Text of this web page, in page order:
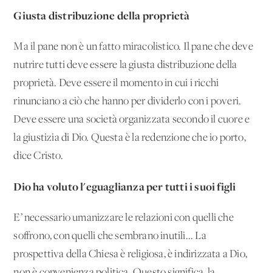
Giusta distribuzione della proprietà
Ma il pane non è un fatto miracolistico. Il pane che deve
nutrire tutti deve essere la giusta distribuzione della
proprietà. Deve essere il momento in cui i ricchi
rinunciano a ciò che hanno per dividerlo con i poveri.
Deve essere una società organizzata secondo il cuore e
la giustizia di Dio. Questa è la redenzione che io porto,
dice Cristo.
Dio ha voluto l'eguaglianza per tutti i suoi figli
E’ necessario umanizzare le relazioni con quelli che
soffrono, con quelli che sembrano inutili... La
prospettiva della Chiesa è religiosa, è indirizzata a Dio,